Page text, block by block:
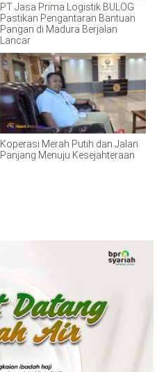
PT Jasa Prima Logistik BULOG
Pastikan Pengantaran Bantuan
Pangan di Madura Berjalan
Lancar
Koperasi Merah Putih dan Jalan
Panjang Menuju Kesejahteraan